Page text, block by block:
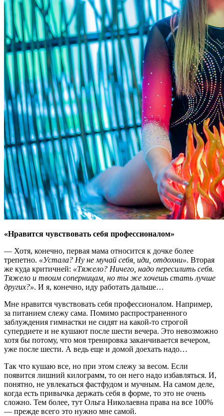
«Нравится чувствовать себя профессионалом»
— Хотя, конечно, первая мама относится к дочке более
трепетно. «Устала? Ну не мучай себя, иди, отдохни». Вторая
же куда критичней: «Тяжело? Ничего, надо пересилить себя.
Тяжело и твоим соперницам, но ты же хочешь стать лучше
других?». И я, конечно, иду работать дальше…
Мне нравится чувствовать себя профессионалом. Например,
за питанием слежу сама. Помимо распространенного
заблуждения гимнастки не сидят на какой-то строгой
супердиете и не кушают после шести вечера. Это невозможно
хотя бы потому, что моя тренировка заканчивается вечером,
уже после шести. А ведь еще и домой доехать надо…
Так что кушаю все, но при этом слежу за весом. Если
появится лишний килограмм, то он него надо избавляться. И,
понятно, не увлекаться фастфудом и мучным. На самом деле,
когда есть привычка держать себя в форме, то это не очень
сложно. Тем более, тут Ольга Николаевна права на все 100%
— прежде всего это нужно мне самой.